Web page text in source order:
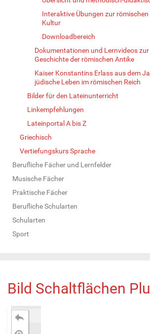
Interaktive Übungen zur römischen
Kultur
Downloadbereich
Dokumentationen und Lernvideos
Geschichte der römischen Antike
Kaiser Konstantins Erlass aus dem
jüdische Leben im römischen Reich
Bilder für den Lateinunterricht
Linkempfehlungen
Lateinportal A bis Z
Griechisch
Vertiefungskurs Sprache
Berufliche Fächer und Lernfelder
Musische Fächer
Praktische Fächer
Berufliche Schularten
Schularten
Sport
Bild Schaltflächen